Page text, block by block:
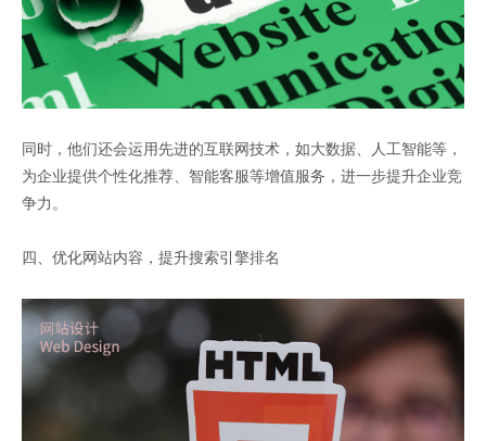
同时，他们还会运用先进的互联网技术，如大数据、人工智能等，
为企业提供个性化推荐、智能客服等增值服务，进一步提升企业竞
争力。
四、优化网站内容，提升搜索引擎排名